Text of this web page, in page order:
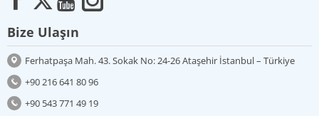
Bize Ulaşın
Ferhatpaşa Mah. 43. Sokak No: 24-26 Ataşehir İstanbul – Türkiye
+90 216 641 80 96
+90 543 771 49 19